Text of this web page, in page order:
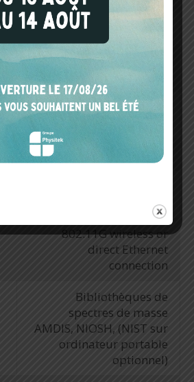
Écran couleur VGA avec
Sonde d'air (incluse) ou
Nitrogen
processor
802.11G wireless or
direct Ethernet
connection
Bibliothèques de
spectres de masse
AMDIS, NIOSH, (NIST sur
ordinateur portable
optionnel)